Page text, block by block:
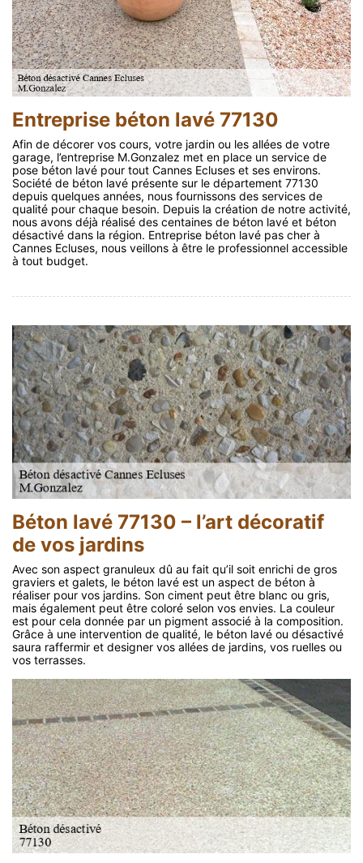
Entreprise béton lavé 77130
Afin de décorer vos cours, votre jardin ou les allées de votre
garage, l’entreprise M.Gonzalez met en place un service de
pose béton lavé pour tout Cannes Ecluses et ses environs.
Société de béton lavé présente sur le département 77130
depuis quelques années, nous fournissons des services de
qualité pour chaque besoin. Depuis la création de notre activité,
nous avons déjà réalisé des centaines de béton lavé et béton
désactivé dans la région. Entreprise béton lavé pas cher à
Cannes Ecluses, nous veillons à être le professionnel accessible
à tout budget.
Béton lavé 77130 – l’art décoratif
de vos jardins
Avec son aspect granuleux dû au fait qu’il soit enrichi de gros
graviers et galets, le béton lavé est un aspect de béton à
réaliser pour vos jardins. Son ciment peut être blanc ou gris,
mais également peut être coloré selon vos envies. La couleur
est pour cela donnée par un pigment associé à la composition.
Grâce à une intervention de qualité, le béton lavé ou désactivé
saura raffermir et designer vos allées de jardins, vos ruelles ou
vos terrasses.